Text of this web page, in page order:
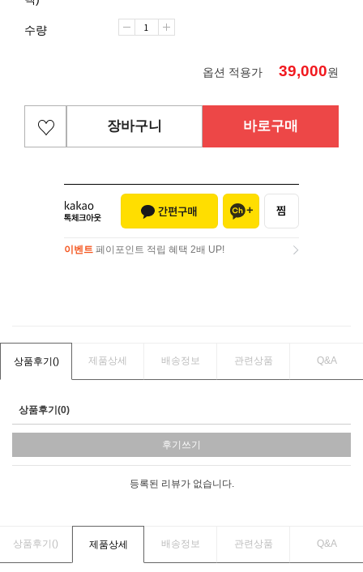
수량
옵션 적용가 39,000원
장바구니 바로구매
이벤트 페이포인트 적립 혜택 2배 UP!
상품후기() 제품상세 배송정보 관련상품 Q&A
상품후기(0)
후기쓰기
등록된 리뷰가 없습니다.
상품후기() 제품상세 배송정보 관련상품 Q&A